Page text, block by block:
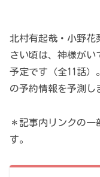
北村有起哉・小野花
さい頃は、神様がい
予定です（全11話）
の予約情報を予測し
＊記事内リンクの
す。